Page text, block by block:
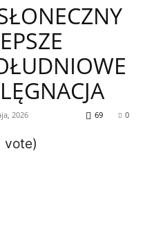
2026 0
69
vote)